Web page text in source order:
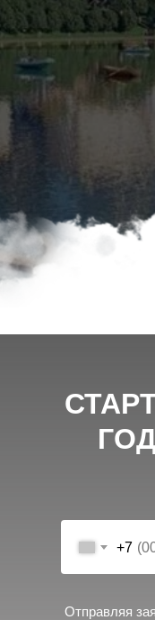
ответим
+7
Отправляя